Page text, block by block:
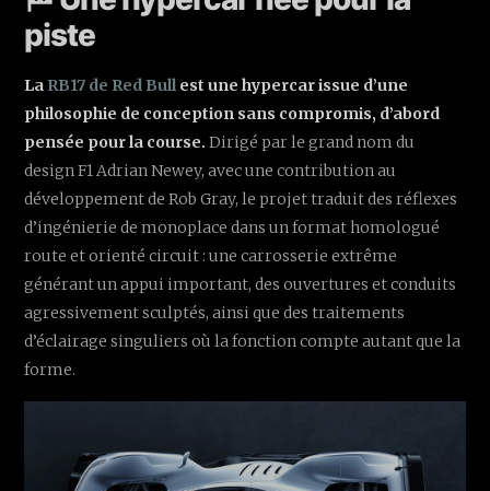
piste
La RB17 de Red Bull est une hypercar issue d’une
philosophie de conception sans compromis, d’abord
pensée pour la course. Dirigé par le grand nom du
design F1 Adrian Newey, avec une contribution au
développement de Rob Gray, le projet traduit des réflexes
d’ingénierie de monoplace dans un format homologué
route et orienté circuit : une carrosserie extrême
générant un appui important, des ouvertures et conduits
agressivement sculptés, ainsi que des traitements
d’éclairage singuliers où la fonction compte autant que la
forme.